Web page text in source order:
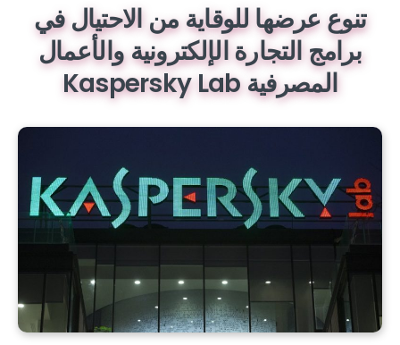
تنوع عرضها للوقاية من الاحتيال في
برامج التجارة الإلكترونية والأعمال
المصرفية Kaspersky Lab